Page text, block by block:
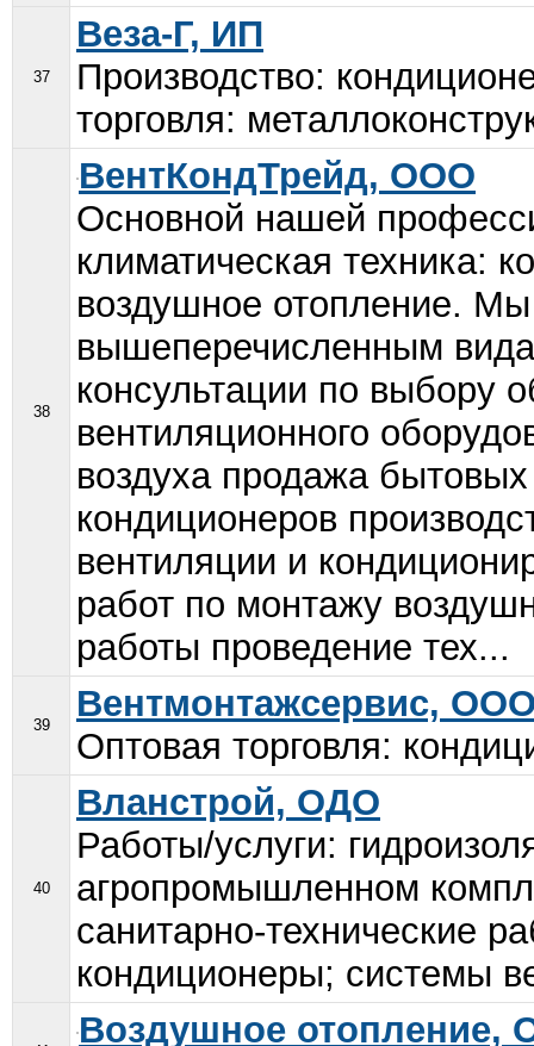
37
Веза-Г, ИП
Производство:
торговля:
38
ВентКондТрейд, ООО
Основной нашей
климатическая техника:
воздушное отопление.
вышеперечисленным
консультации по выбору
вентиляционного
воздуха продажа
кондиционеров
вентиляции и
работ по монтажу
работы проведение тех...
39
Вентмонтажсервис,
Оптовая торговля:
40
Вланстрой, ОДО
Работы/услуги:
агропромышленном
санитарно-технические
кондиционеры; системы
Воздушное отопление,